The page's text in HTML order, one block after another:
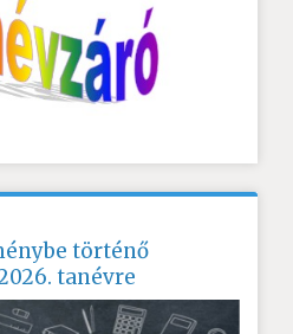
történő
tanévre